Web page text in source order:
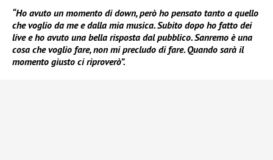
“Ho avuto un momento di down, però ho pensato tanto a quello
che voglio da me e dalla mia musica. Subito dopo ho fatto dei
live e ho avuto una bella risposta dal pubblico. Sanremo è una
cosa che voglio fare, non mi precludo di fare. Quando sarà il
momento giusto ci riproverò”.